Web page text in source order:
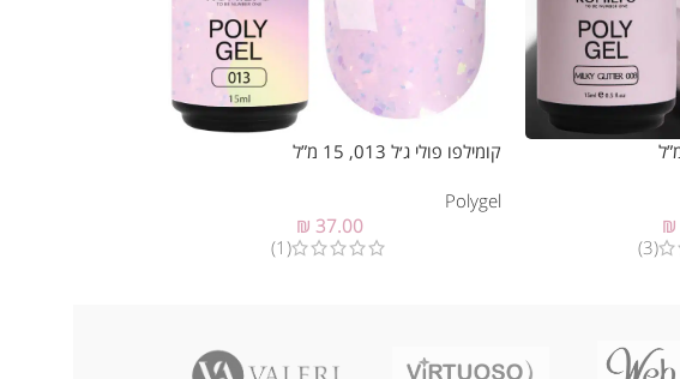
₪
(3)
קומילפו פולי ג׳ל 013, 15 מ”ל
Polygel
₪ 37.00
(1)